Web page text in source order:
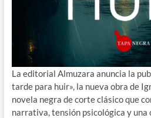
La editorial Almuzara anuncia la
tarde para huir», la nueva obra de
novela negra de corte clásico que
narrativa, tensión psicológica y una